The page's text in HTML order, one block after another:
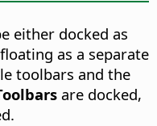
either docked as
as a separate
toolbars and the
are docked,